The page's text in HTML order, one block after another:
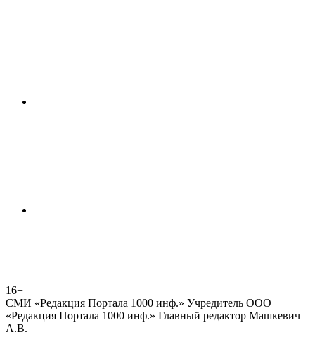
16+
СМИ «Редакция Портала 1000 инф.» Учредитель ООО
«Редакция Портала 1000 инф.» Главный редактор Машкевич
А.В.